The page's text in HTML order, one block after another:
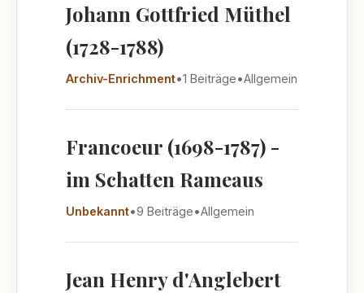
Johann Gottfried Müthel
(1728-1788)
Archiv-Enrichment•1 Beiträge•Allgemein
Francoeur (1698-1787) -
im Schatten Rameaus
Unbekannt•9 Beiträge•Allgemein
Jean Henry d'Anglebert